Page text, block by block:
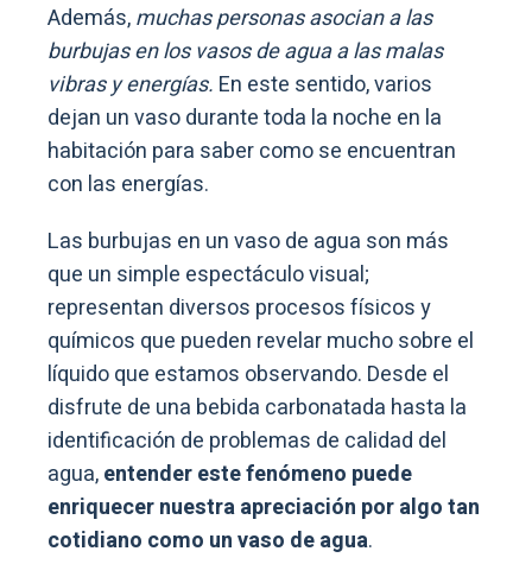
Además,muchas personas asocian a las
burbujas en los vasos de agua a las malas
vibras y energías. En este sentido, varios
dejan un vaso durante toda la noche en la
habitación para saber como se encuentran
con las energías.
Las burbujas en un vaso de agua son más
que un simple espectáculo visual;
representan diversos procesos físicos y
químicos que pueden revelar mucho sobre el
líquido que estamos observando. Desde el
disfrute de una bebida carbonatada hasta la
identificación de problemas de calidad del
agua,entender este fenómeno puede
enriquecer nuestra apreciación por algo tan
cotidiano como un vaso de agua.